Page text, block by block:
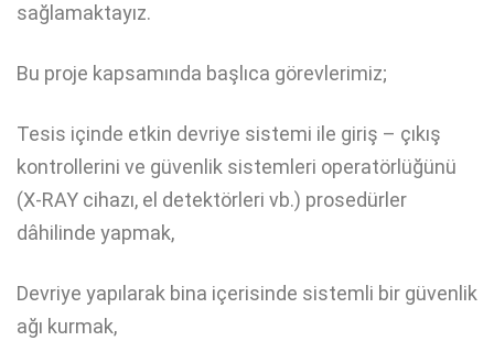
sağlamaktayız.
Bu proje kapsamında başlıca görevlerimiz;
Tesis içinde etkin devriye sistemi ile giriş – çıkış
kontrollerini ve güvenlik sistemleri operatörlüğünü
(X-RAY cihazı, el detektörleri vb.) prosedürler
dâhilinde yapmak,
Devriye yapılarak bina içerisinde sistemli bir güvenlik
ağı kurmak,